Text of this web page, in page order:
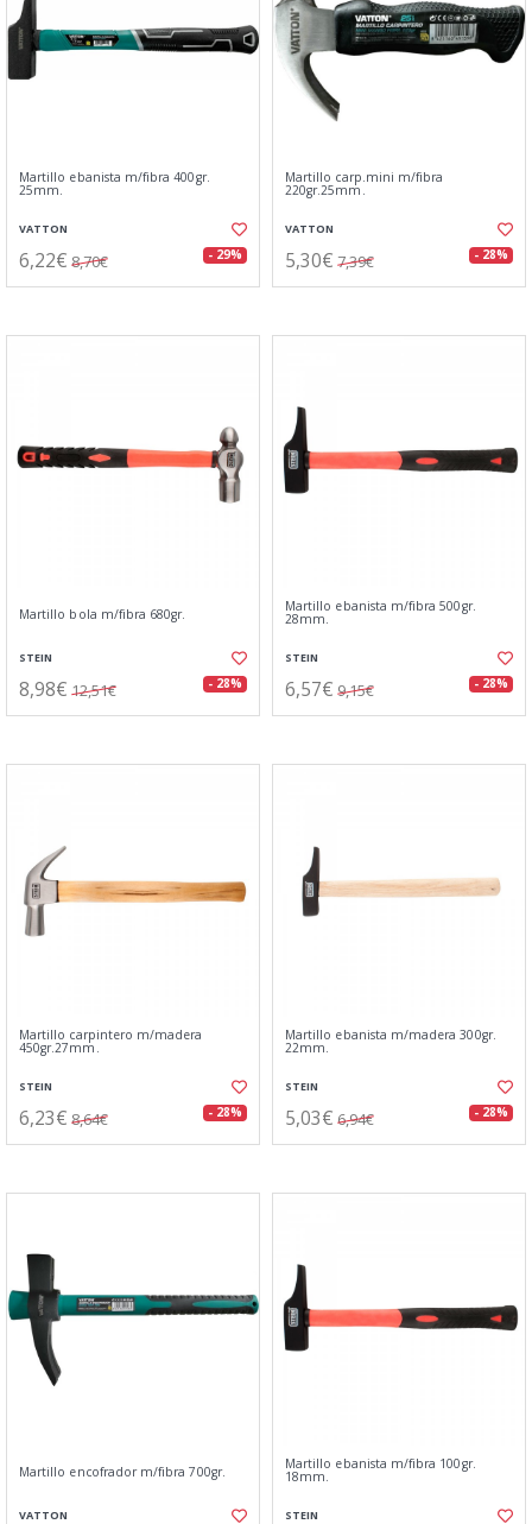
Martillo ebanista m/fibra 400gr.
25mm.
VATTON
6,22€ 8,70€ - 29%
Martillo carp.mini m/fibra
220gr.25mm.
VATTON
5,30€ 7,39€ - 28%
Martillo bola m/fibra 680gr.
STEIN
8,98€ 12,51€ - 28%
Martillo ebanista m/fibra 500gr.
28mm.
STEIN
6,57€ 9,15€ - 28%
Martillo carpintero m/madera
450gr.27mm.
STEIN
6,23€ 8,64€ - 28%
Martillo ebanista m/madera 300gr.
22mm.
STEIN
5,03€ 6,94€ - 28%
Martillo encofrador m/fibra 700gr.
VATTON
Martillo ebanista m/fibra 100gr.
18mm.
STEIN